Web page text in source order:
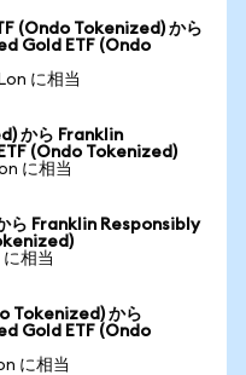
(Ondo Tokenized) から
Gold ETF (Ondo
に相当
から Franklin
(Ondo Tokenized)
に相当
ら Franklin Responsibly
相当
Tokenized) から
Gold ETF (Ondo
に相当